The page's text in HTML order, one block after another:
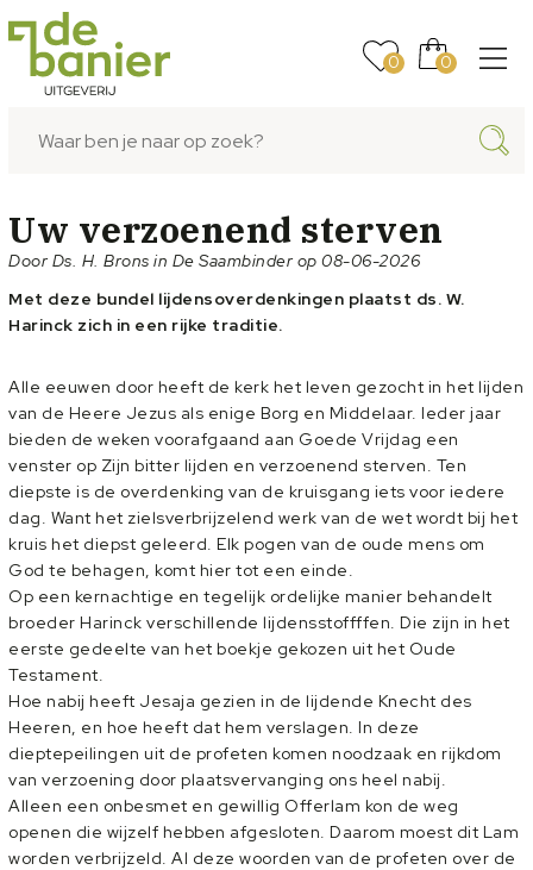
0 0
Uw verzoenend sterven
Door Ds. H. Brons in De Saambinder op 08-06-2026
Met deze bundel lijdensoverdenkingen plaatst ds. W.
Harinck zich in een rijke traditie.
Alle eeuwen door heeft de kerk het leven gezocht in het lijden
van de Heere Jezus als enige Borg en Middelaar. Ieder jaar
bieden de weken voorafgaand aan Goede Vrijdag een
venster op Zijn bitter lijden en verzoenend sterven. Ten
diepste is de overdenking van de kruisgang iets voor iedere
dag. Want het zielsverbrijzelend werk van de wet wordt bij het
kruis het diepst geleerd. Elk pogen van de oude mens om
God te behagen, komt hier tot een einde.
Op een kernachtige en tegelijk ordelijke manier behandelt
broeder Harinck verschillende lijdensstoffffen. Die zijn in het
eerste gedeelte van het boekje gekozen uit het Oude
Testament.
Hoe nabij heeft Jesaja gezien in de lijdende Knecht des
Heeren, en hoe heeft dat hem verslagen. In deze
dieptepeilingen uit de profeten komen noodzaak en rijkdom
van verzoening door plaatsvervanging ons heel nabij.
Alleen een onbesmet en gewillig Offerlam kon de weg
openen die wijzelf hebben afgesloten. Daarom moest dit Lam
worden verbrijzeld. Al deze woorden van de profeten over de